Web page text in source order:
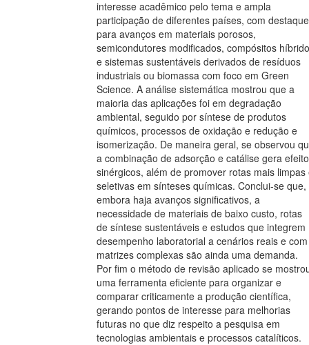
interesse acadêmico pelo tema e ampla
participação de diferentes países, com destaque
para avanços em materiais porosos,
semicondutores modificados, compósitos
e sistemas sustentáveis derivados de resíduos
industriais ou biomassa com foco em Green
Science. A análise sistemática mostrou que a
maioria das aplicações foi em degradação
ambiental, seguido por síntese de produtos
químicos, processos de oxidação e redução e
isomerização. De maneira geral, se observou
a combinação de adsorção e catálise gera
sinérgicos, além de promover rotas mais limpas
seletivas em sínteses químicas. Conclui-se que,
embora haja avanços significativos, a
necessidade de materiais de baixo custo, rotas
de síntese sustentáveis e estudos que integrem
desempenho laboratorial a cenários reais e com
matrizes complexas são ainda uma demanda.
Por fim o método de revisão aplicado se
uma ferramenta eficiente para organizar e
comparar criticamente a produção científica,
gerando pontos de interesse para melhorias
futuras no que diz respeito a pesquisa em
tecnologias ambientais e processos catalíticos.